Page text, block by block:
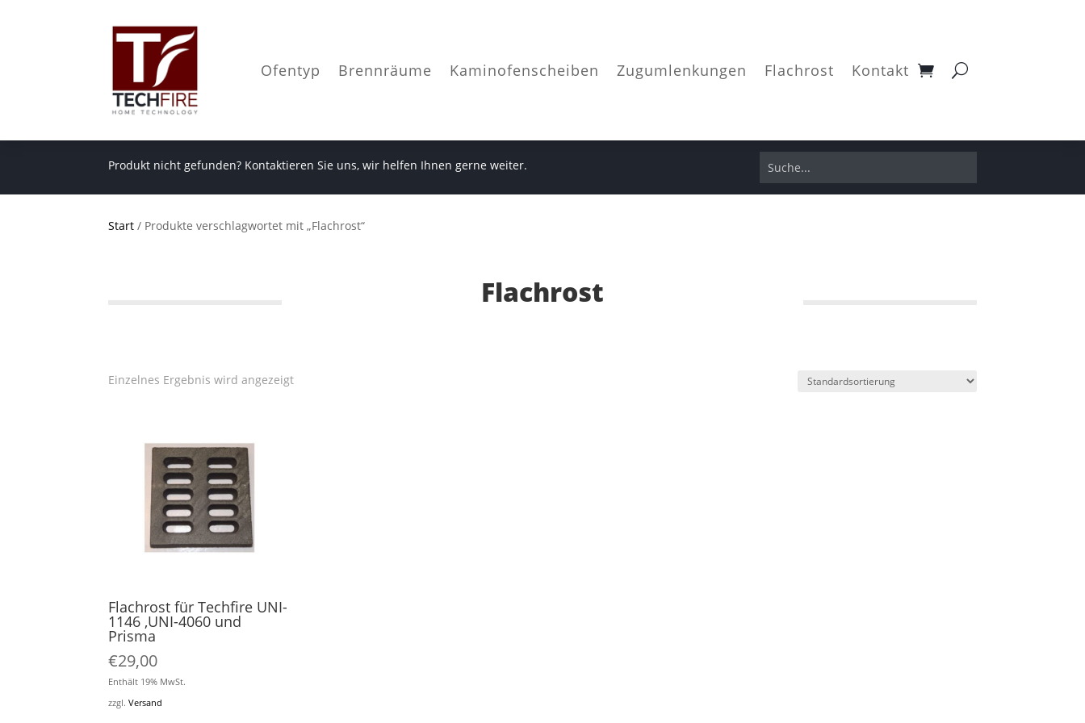
Ofentyp Brennräume Kaminofenscheiben Zugumlenkungen Flachrost Kontakt
Produkt nicht gefunden? Kontaktieren Sie uns, wir helfen Ihnen gerne weiter.
Start / Produkte verschlagwortet mit „Flachrost“
Flachrost
Einzelnes Ergebnis wird angezeigt
Flachrost für Techfire UNI-
1146 ,UNI-4060 und
Prisma
€29,00
Enthält 19% MwSt.
zzgl.Versand